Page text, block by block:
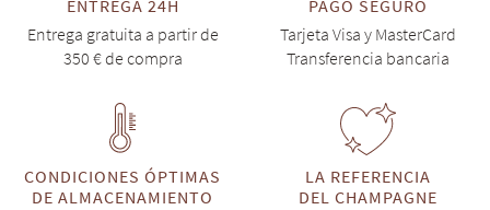
ENTREGA 24H
Entrega gratuita a partir de
350 € de compra
PAGO SEGURO
Tarjeta Visa y MasterCard
Transferencia bancaria
CONDICIONES ÓPTIMAS
DE ALMACENAMIENTO
LA REFERENCIA
DEL CHAMPAGNE